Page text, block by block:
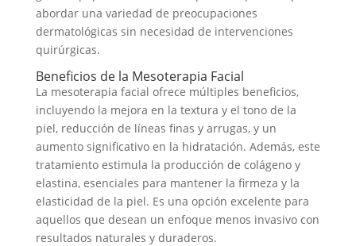
abordar una variedad de preocupaciones
dermatológicas sin necesidad de intervenciones
quirúrgicas.
Beneficios de la Mesoterapia Facial
La mesoterapia facial ofrece múltiples beneficios,
incluyendo la mejora en la textura y el tono de la
piel, reducción de líneas finas y arrugas, y un
aumento significativo en la hidratación. Además, este
tratamiento estimula la producción de colágeno y
elastina, esenciales para mantener la firmeza y la
elasticidad de la piel. Es una opción excelente para
aquellos que desean un enfoque menos invasivo con
resultados naturales y duraderos.